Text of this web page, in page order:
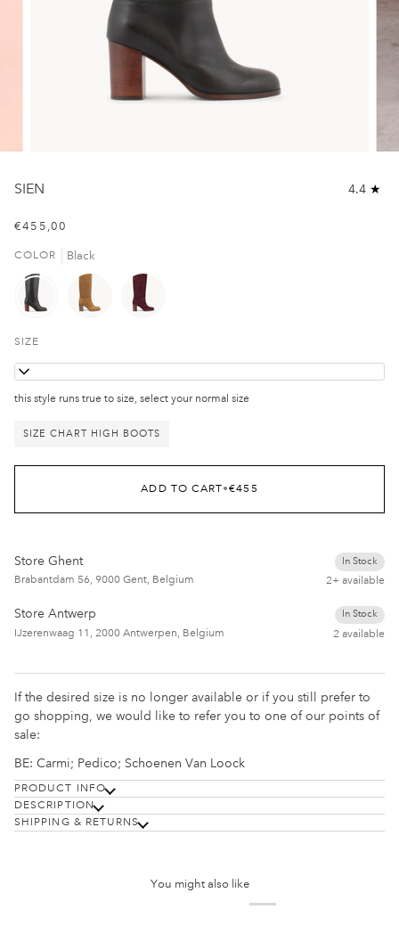
SIEN 4.4
€455,00
COLOR Black
SIZE
37
this style runs true to size, select your normal size
SIZE CHART HIGH BOOTS
ADD TO CART•€455
Store Ghent
Brabantdam 56, 9000 Gent, Belgium
In Stock
2+ available
Store Antwerp
IJzerenwaag 11, 2000 Antwerpen, Belgium
In Stock
2 available
If the desired size is no longer available or if you still prefer to
go shopping, we would like to refer you to one of our points of
sale:
BE: Carmi; Pedico; Schoenen Van Loock
PRODUCT INFO
DESCRIPTION
SHIPPING & RETURNS
You might also like